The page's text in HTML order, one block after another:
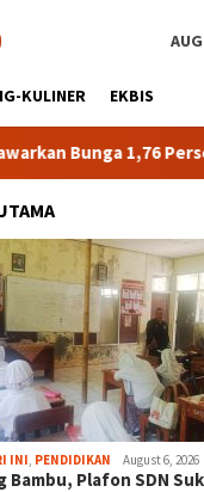
KULINER EKBIS
1,76 Persen
INI PENDIDIKAN August 6, 2026
Bambu, Plafon SDN